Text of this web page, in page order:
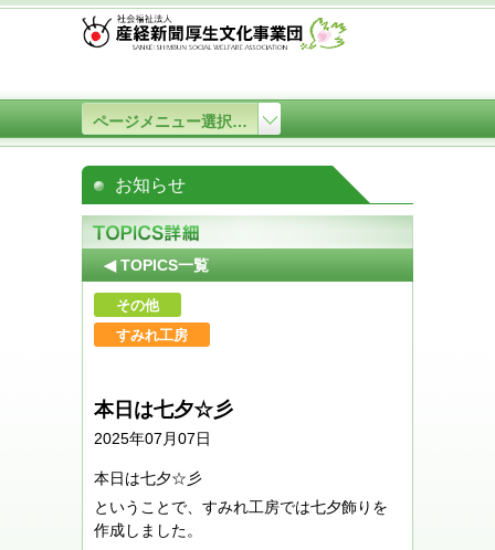
ページメニュー選択…
お知らせ
◀ TOPICS一覧
その他
すみれ工房
本日は七夕☆彡
2025年07月07日
本日は七夕☆彡
ということで、すみれ工房では七夕飾りを
作成しました。